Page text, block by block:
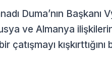
Duma’nın Başkanı
ve Almanya
çatışmayı